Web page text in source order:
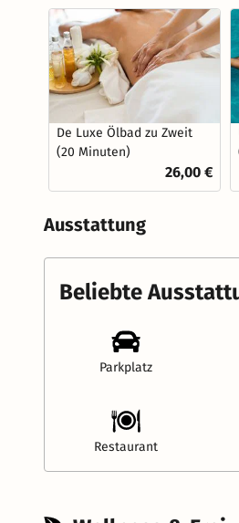
De Luxe Ölbad zu Zweit
(20 Minuten)
26,00 €
Ausstattung
Beliebte
Parkplatz
Restaurant